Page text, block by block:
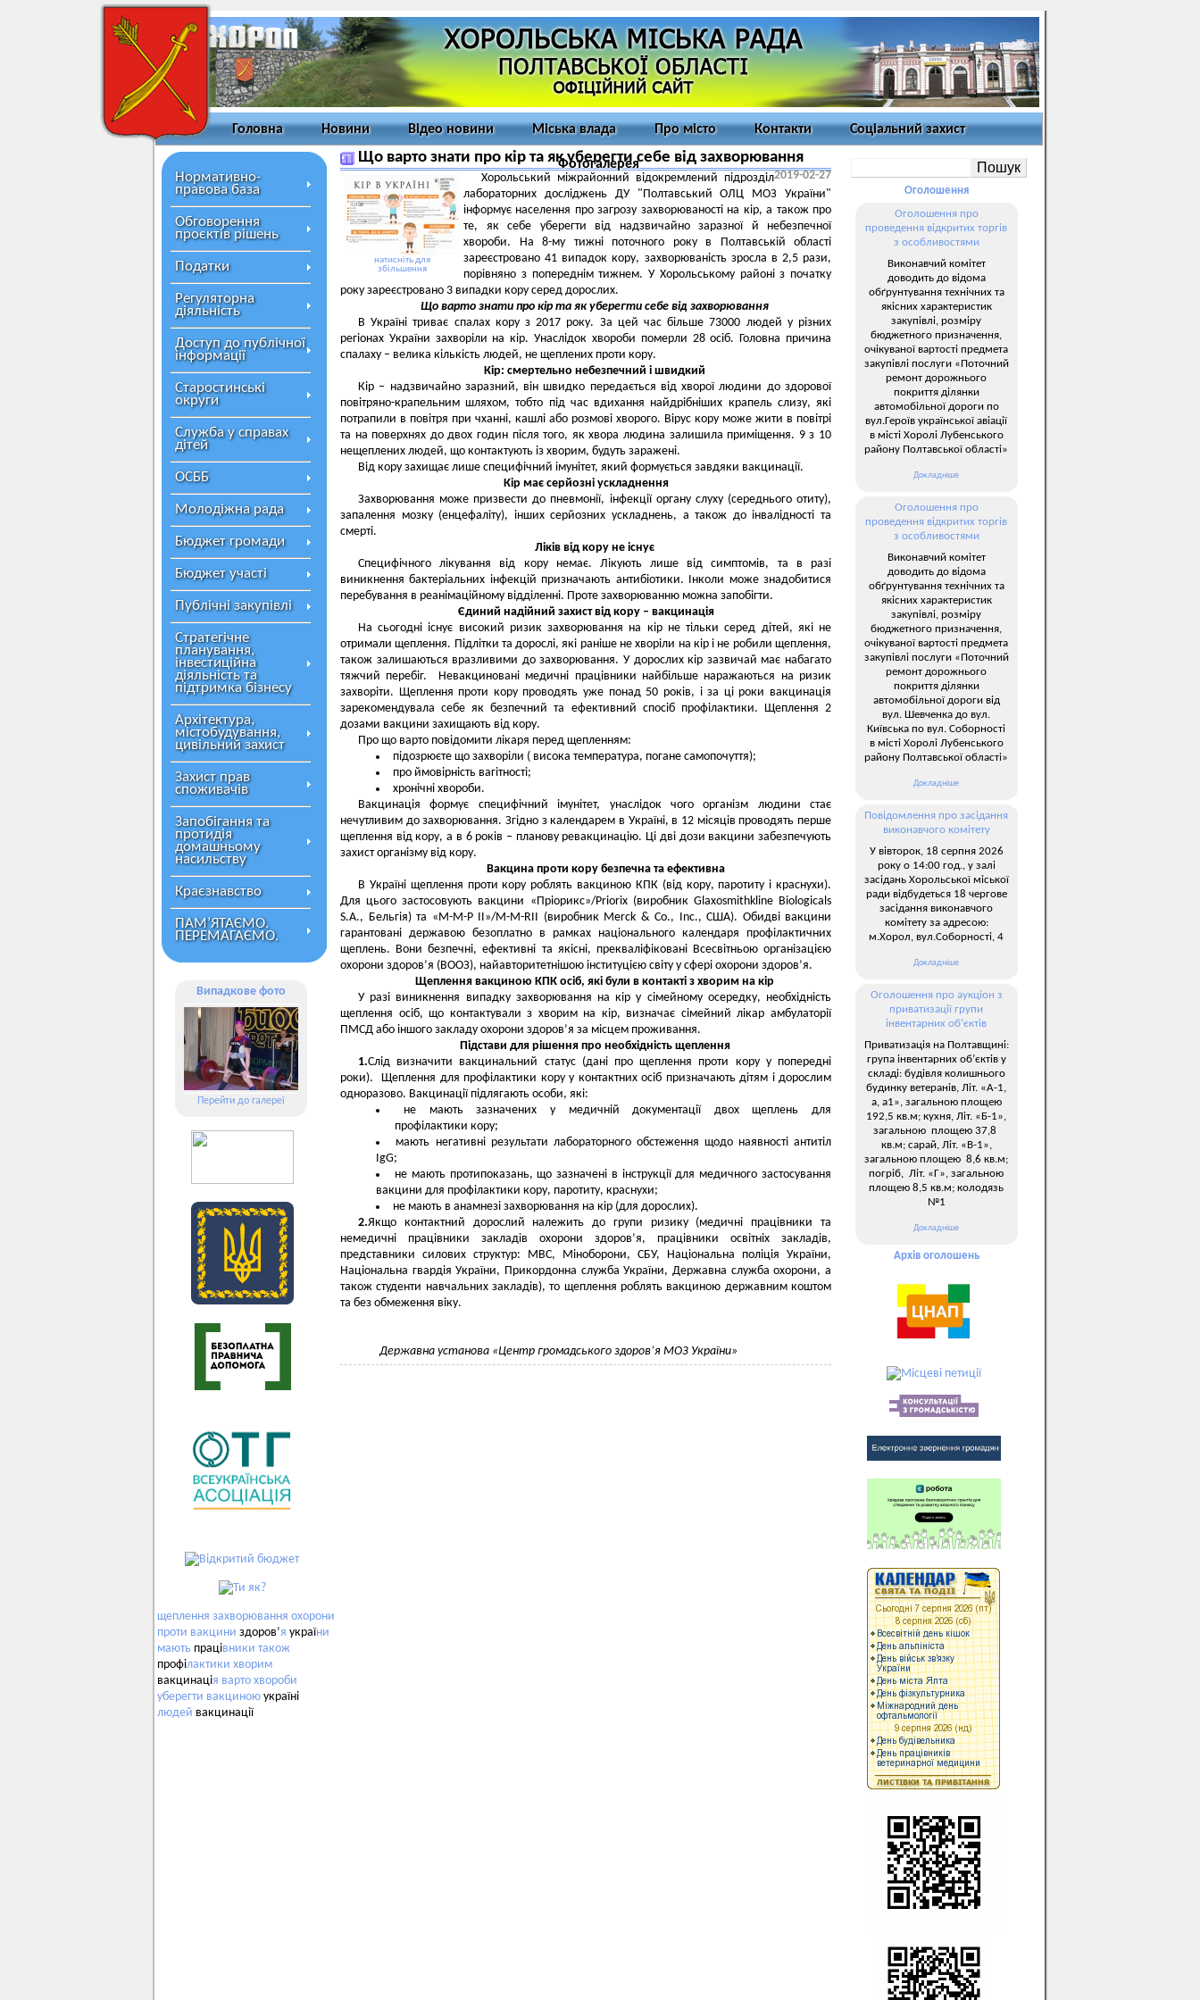
Головна Новини Відео новини Міська влада Про місто Контакти Соціальний захист
Фотогалерея
Нормативно-
правова база
Обговорення
проєктів рішень
Податки
Регуляторна
діяльність
Доступ до публічної
інформації
Старостинські
округи
Служба у справах
дітей
ОСББ
Молодіжна рада
Бюджет громади
Бюджет участі
Публічні закупівлі
Стратегічне
планування,
інвестиційна
діяльність та
підтримка бізнесу
Архітектура,
містобудування,
цивільний захист
Захист прав
споживачів
Запобігання та
протидія
домашньому
насильству
Краєзнавство
ПАМ’ЯТАЄМО.
ПЕРЕМАГАЄМО.
Випадкове фото
Перейти до галереї
щеплення захворювання охорони
проти вакцини здоров’я україни
мають працівники також
профілактики хворим
вакцинація варто хвороби
уберегти вакциною україні
людей вакцинації
Що варто знати про кір та як уберегти себе від захворювання
2019-02-27
натисніть для
збільшення
Хорольський міжрайонний відокремлений підрозділ
лабораторних досліджень ДУ "Полтавський ОЛЦ МОЗ України"
інформує населення про загрозу захворюваності на кір, а також про
те, як себе уберегти від надзвичайно заразної й небезпечної
хвороби. На 8-му тижні поточного року в Полтавській області
зареєстровано 41 випадок кору, захворюваність зросла в 2,5 рази,
порівняно з попереднім тижнем. У Хорольському районі з початку
року зареєстровано 3 випадки кору серед дорослих.
Що варто знати про кір та як уберегти себе від захворювання
В Україні триває спалах кору з 2017 року. За цей час більше 73000 людей у різних
регіонах України захворіли на кір. Унаслідок хвороби померли 28 осіб. Головна причина
спалаху – велика кількість людей, не щеплених проти кору.
Кір: смертельно небезпечний і швидкий
Кір – надзвичайно заразний, він швидко передається від хворої людини до здорової
повітряно-крапельним шляхом, тобто під час вдихання найдрібніших крапель слизу, які
потрапили в повітря при чханні, кашлі або розмові хворого. Вірус кору може жити в повітрі
та на поверхнях до двох годин після того, як хвора людина залишила приміщення. 9 з 10
нещеплених людей, що контактують із хворим, будуть заражені.
Від кору захищає лише специфічний імунітет, який формується завдяки вакцинації.
Кір має серйозні ускладнення
Захворювання може призвести до пневмонії, інфекції органу слуху (середнього отиту),
запалення мозку (енцефаліту), інших серйозних ускладнень, а також до інвалідності та
смерті.
Ліків від кору не існує
Специфічного лікування від кору немає. Лікують лише від симптомів, та в разі
виникнення бактеріальних інфекцій призначають антибіотики. Інколи може знадобитися
перебування в реанімаційному відділенні. Проте захворюванню можна запобігти.
Єдиний надійний захист від кору – вакцинація
На сьогодні існує високий ризик захворювання на кір не тільки серед дітей, які не
отримали щеплення. Підлітки та дорослі, які раніше не хворіли на кір і не робили щеплення,
також залишаються вразливими до захворювання. У дорослих кір зазвичай має набагато
тяжчий перебіг. Невакциновані медичні працівники найбільше наражаються на ризик
захворіти. Щеплення проти кору проводять уже понад 50 років, і за ці роки вакцинація
зарекомендувала себе як безпечний та ефективний спосіб профілактики. Щеплення 2
дозами вакцини захищають від кору.
Про що варто повідомити лікаря перед щепленням:
підозрюєте що захворіли ( висока температура, погане самопочуття);
про ймовірність вагітності;
хронічні хвороби.
Вакцинація формує специфічний імунітет, унаслідок чого організм людини стає
нечутливим до захворювання. Згідно з календарем в Україні, в 12 місяців проводять перше
щеплення від кору, а в 6 років – планову ревакцинацію. Ці дві дози вакцини забезпечують
захист організму від кору.
Вакцина проти кору безпечна та ефективна
В Україні щеплення проти кору роблять вакциною КПК (від кору, паротиту і краснухи).
Для цього застосовують вакцини «Пріорикс»/Priorix (виробник Glaxosmithkline Biologicals
S.A., Бельгія) та «М-М-Р ІІ»/M-M-RII (виробник Merck & Co., Inc., США). Обидві вакцини
гарантовані державою безоплатно в рамках національного календаря профілактичних
щеплень. Вони безпечні, ефективні та якісні, прекваліфіковані Всесвітньою організацією
охорони здоров’я (ВООЗ), найавторитетнішою інституцією світу у сфері охорони здоров’я.
Щеплення вакциною КПК осіб, які були в контакті з хворим на кір
У разі виникнення випадку захворювання на кір у сімейному осередку, необхідність
щеплення осіб, що контактували з хворим на кір, визначає сімейний лікар амбулаторії
ПМСД або іншого закладу охорони здоров’я за місцем проживання.
Підстави для рішення про необхідність щеплення
1.Слід визначити вакцинальний статус (дані про щеплення проти кору у попередні
роки). Щеплення для профілактики кору у контактних осіб призначають дітям і дорослим
одноразово. Вакцинації підлягають особи, які:
не мають зазначених у медичній документації двох щеплень для
профілактики кору;
мають негативні результати лабораторного обстеження щодо наявності антитіл
IgG;
не мають протипоказань, що зазначені в інструкції для медичного застосування
вакцини для профілактики кору, паротиту, краснухи;
не мають в анамнезі захворювання на кір (для дорослих).
2.Якщо контактний дорослий належить до групи ризику (медичні працівники та
немедичні працівники закладів охорони здоров’я, працівники освітніх закладів,
представники силових структур: МВС, Міноборони, СБУ, Національна поліція України,
Національна гвардія України, Прикордонна служба України, Державна служба охорони, а
також студенти навчальних закладів), то щеплення роблять вакциною державним коштом
та без обмеження віку.
Державна установа «Центр громадського здоров’я МОЗ України»
Оголошення
Оголошення про
проведення відкритих торгів
з особливостями
Виконавчий комітет
доводить до відома
обґрунтування технічних та
якісних характеристик
закупівлі, розміру
бюджетного призначення,
очікуваної вартості предмета
закупівлі послуги «Поточний
ремонт дорожнього
покриття ділянки
автомобільної дороги по
вул.Героїв української авіації
в місті Хоролі Лубенського
району Полтавської області»
Докладніше
Оголошення про
проведення відкритих торгів
з особливостями
Виконавчий комітет
доводить до відома
обґрунтування технічних та
якісних характеристик
закупівлі, розміру
бюджетного призначення,
очікуваної вартості предмета
закупівлі послуги «Поточний
ремонт дорожнього
покриття ділянки
автомобільної дороги від
вул. Шевченка до вул.
Київська по вул. Соборності
в місті Хоролі Лубенського
району Полтавської області»
Докладніше
Повідомлення про засідання
виконавчого комітету
У вівторок, 18 серпня 2026
року о 14:00 год., у залі
засідань Хорольської міської
ради відбудеться 18 чергове
засідання виконавчого
комітету за адресою:
м.Хорол, вул.Соборності, 4
Докладніше
Оголошення про аукціон з
приватизації групи
інвентарних об’єктів
Приватизація на Полтавщині:
група інвентарних об’єктів у
складі: будівля колишнього
будинку ветеранів, Літ. «А-1,
а, а1», загальною площею
192,5 кв.м; кухня, Літ. «Б-1»,
загальною площею 37,8
кв.м; сарай, Літ. «В-1»,
загальною площею 8,6 кв.м;
погріб, Літ. «Г», загальною
площею 8,5 кв.м; колодязь
№1
Докладніше
Архів оголошень